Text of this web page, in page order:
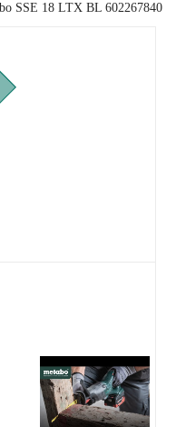
SSE 18 LTX BL 602267840